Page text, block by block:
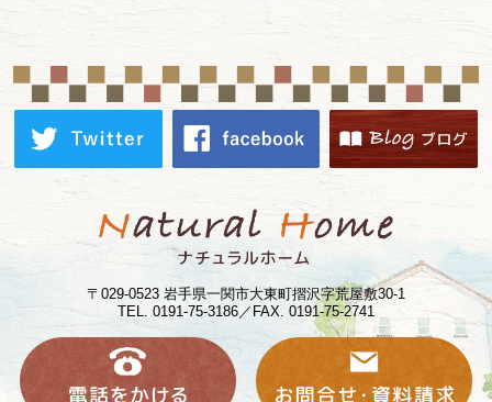
〒029-0523 岩手県一関市大東町摺沢字荒屋敷30-1
TEL. 0191-75-3186／FAX. 0191-75-2741